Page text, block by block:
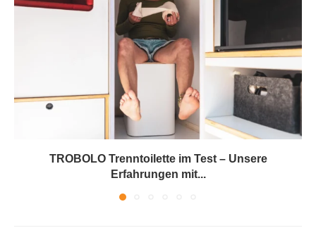
TROBOLO Trenntoilette im Test – Unsere
Erfahrungen mit...